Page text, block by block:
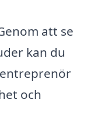
att se
kan du
och